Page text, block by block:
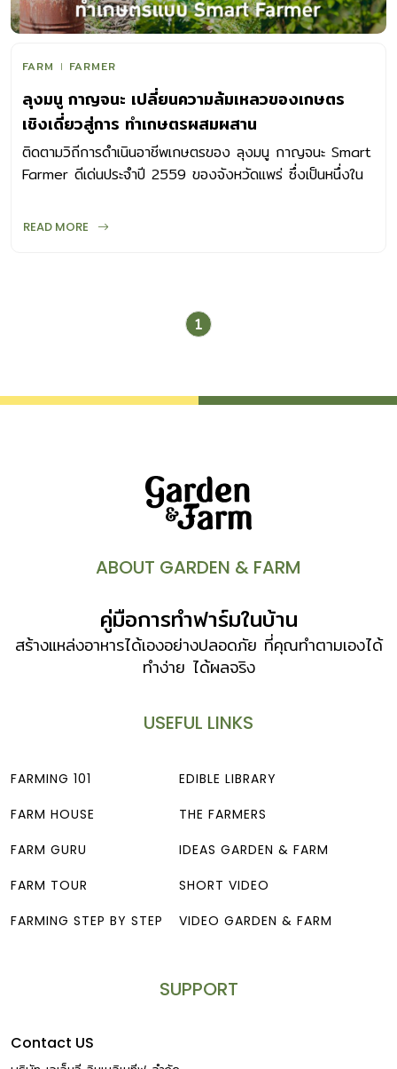
FARM FARMER
ลุงมนู กาญจนะ เปลี่ยนความล้มเหลวของเกษตร
เชิงเดี่ยวสู่การ ทำเกษตรผสมผสาน
ติดตามวิถีการดำเนินอาชีพเกษตรของ ลุงมนู กาญจนะ Smart
Farmer ดีเด่นประจำปี 2559 ของจังหวัดแพร่ ซึ่งเป็นหนึ่งใน
READ MORE
1
ABOUT GARDEN & FARM
คู่มือการทำฟาร์มในบ้าน
สร้างแหล่งอาหารได้เองอย่างปลอดภัย ที่คุณทำตามเองได้
ทำง่าย ได้ผลจริง
USEFUL LINKS
FARMING 101
FARM HOUSE
FARM GURU
FARM TOUR
FARMING STEP BY STEP
EDIBLE LIBRARY
THE FARMERS
IDEAS GARDEN & FARM
SHORT VIDEO
VIDEO GARDEN & FARM
SUPPORT
Contact US